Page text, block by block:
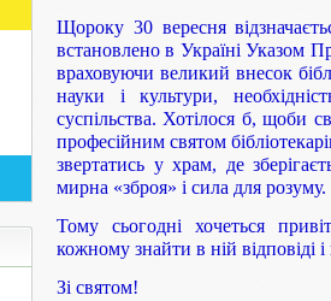
Щороку 30 вересня
встановлено в Україні Указом
враховуючи великий внесок
науки і культури,
суспільства. Хотілося б, щоби
професійним святом
звертатись у храм, де
мирна «зброя» і сила для розуму.
Тому сьогодні хочеться
кожному знайти в ній відповіді
Зі святом!